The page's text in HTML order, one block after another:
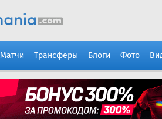
Матчи Трансферы Блоги Фото